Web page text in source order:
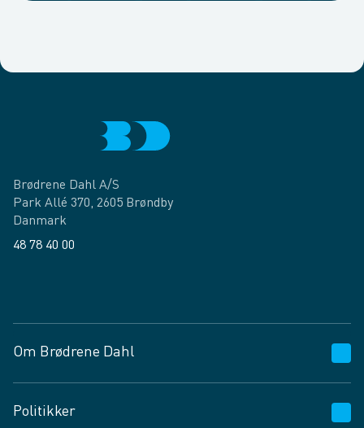
Brødrene Dahl A/S
Park Allé 370, 2605 Brøndby
Danmark
48 78 40 00
Om Brødrene Dahl
Vagttelefon 30 10 89 89
Politikker